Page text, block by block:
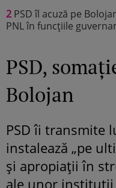
2 PSD îl acuză pe
PNL în funcțiile
PSD,
Bolojan
PSD îi transmite
instalează „pe
şi apropiaţii în
ale unor instituţii